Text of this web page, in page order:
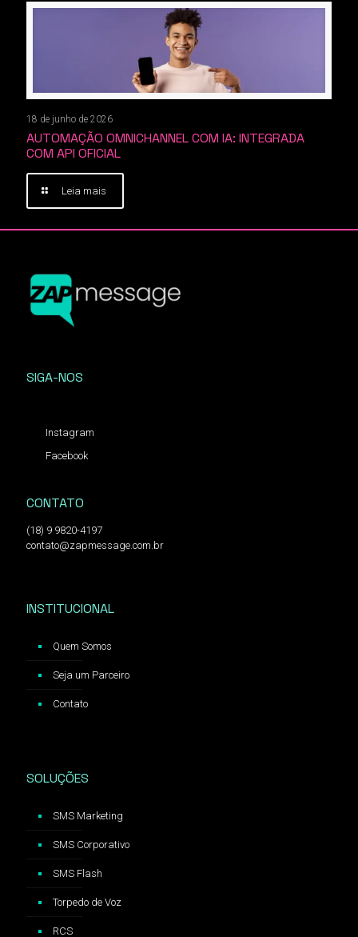
18 de junho de 2026
AUTOMAÇÃO OMNICHANNEL COM IA: INTEGRADA
COM API OFICIAL
Leia mais
SIGA-NOS
Instagram
Facebook
CONTATO
(18) 9 9820-4197
contato@zapmessage.com.br
INSTITUCIONAL
Quem Somos
Seja um Parceiro
Contato
SOLUÇÕES
SMS Marketing
SMS Corporativo
SMS Flash
Torpedo de Voz
RCS